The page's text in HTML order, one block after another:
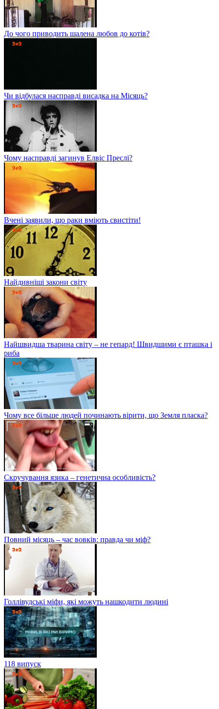
До чого приводить шалена любов до котів?
Чи відбулася насправді висадка на Місяць?
Чому насправді загинув Елвіс Преслі?
Вчені заявили, що раки вміють свистіти!
Найдивніші закони світу
Найшвидша тварина світу – не гепард! Швидшими є пташка і
риба
Чому все більше людей починають вірити, що Земля пласка?
Скручування язика – генетична особливість?
Повний місяць – час вовків: правда чи міф?
Голлівудські міфи, які можуть нашкодити людині
118 випуск